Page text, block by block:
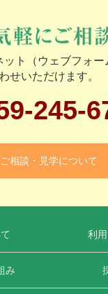
ット（ウェブフォ
わせいただけます。
245-
ご相談・見学について
利
み